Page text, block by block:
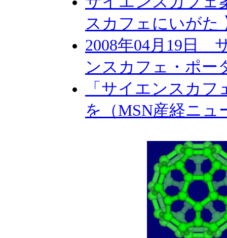
スカフェにいがた
2008年04月19日
ンスカフェ・ポー
「サイエンスカ
を（MSN産経ニュ